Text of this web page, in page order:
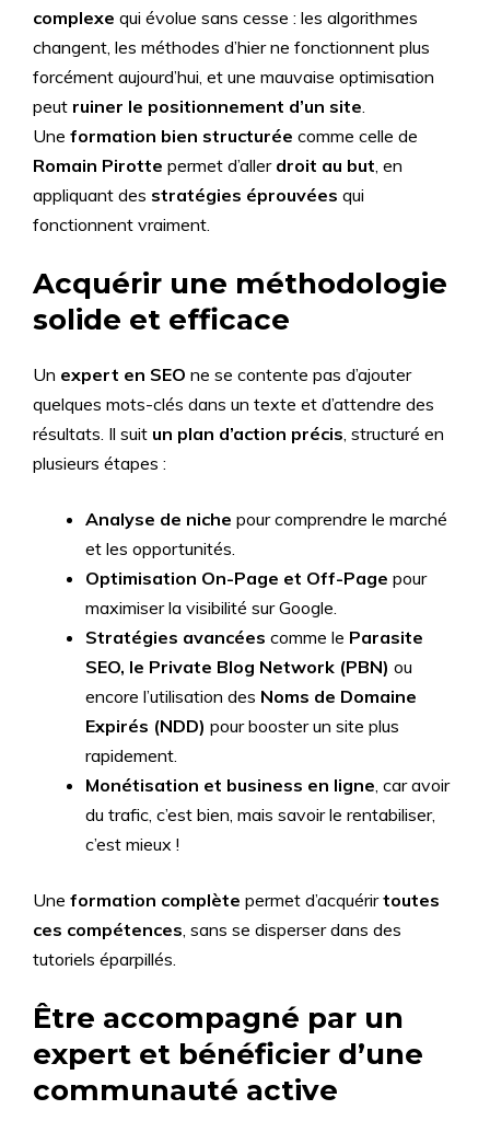
complexe qui évolue sans cesse : les algorithmes
changent, les méthodes d’hier ne fonctionnent plus
forcément aujourd’hui, et une mauvaise optimisation
peut ruiner le positionnement d’un site.
Une formation bien structurée comme celle de
Romain Pirotte permet d’aller droit au but, en
appliquant des stratégies éprouvées qui
fonctionnent vraiment.
Acquérir une méthodologie
solide et efficace
Un expert en SEO ne se contente pas d’ajouter
quelques mots-clés dans un texte et d’attendre des
résultats. Il suit un plan d’action précis, structuré en
plusieurs étapes :
Analyse de niche pour comprendre le marché
et les opportunités.
Optimisation On-Page et Off-Page pour
maximiser la visibilité sur Google.
Stratégies avancées comme le Parasite
SEO, le Private Blog Network (PBN) ou
encore l’utilisation des Noms de Domaine
Expirés (NDD) pour booster un site plus
rapidement.
Monétisation et business en ligne, car avoir
du trafic, c’est bien, mais savoir le rentabiliser,
c’est mieux !
Une formation complète permet d’acquérirtoutes
ces compétences, sans se disperser dans des
tutoriels éparpillés.
Être accompagné par un
expert et bénéficier d’une
communauté active